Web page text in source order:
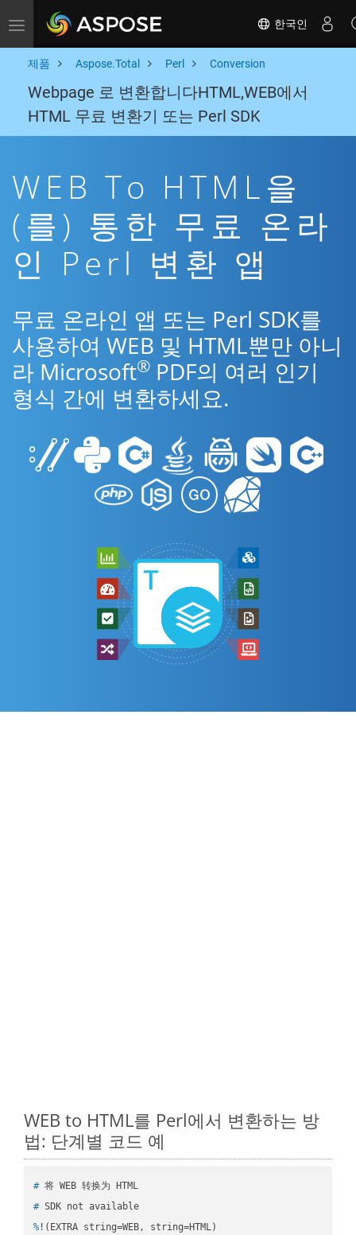
Toggle navigation 한국인
제품 Aspose.Total Perl Conversion
Webpage 로 변환합니다HTML,WEB에서
HTML 무료 변환기 또는 Perl SDK
WEB To HTML을
(를) 통한 무료 온라
인 Perl 변환 앱
무료 온라인 앱 또는 Perl SDK를
사용하여 WEB 및 HTML뿐만 아니
라 Microsoft® PDF의 여러 인기
형식 간에 변환하세요.
WEB to HTML를 Perl에서 변환하는 방
법: 단계별 코드 예
# 将 WEB 转换为 HTML
# SDK not available
% !(EXTRA string=WEB, string=HTML)